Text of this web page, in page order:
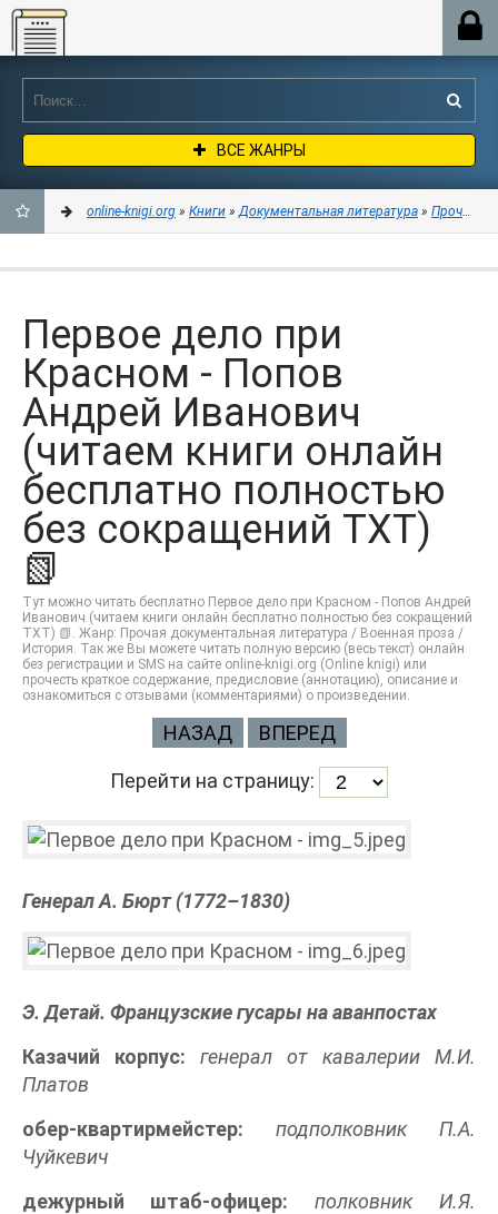
Online-knigi.org
ВСЕ ЖАНРЫ
ЗАКЛАДКИ
online-knigi.org » Книги »Документальная литература » Прочая
Первое дело при
Красном - Попов
Андрей Иванович
(читаем книги онлайн
бесплатно полностью
без сокращений TXT)
📗
Тут можно читать бесплатно Первое дело при Красном - Попов Андрей
Иванович (читаем книги онлайн бесплатно полностью без сокращений
TXT) 📗. Жанр: Прочая документальная литература / Военная проза /
История. Так же Вы можете читать полную версию (весь текст) онлайн
без регистрации и SMS на сайте online-knigi.org (Online knigi) или
прочесть краткое содержание, предисловие (аннотацию), описание и
ознакомиться с отзывами (комментариями) о произведении.
НАЗАД ВПЕРЕД
Перейти на страницу:
Генерал А. Бюрт (1772–1830)
Э. Детай. Французские гусары на аванпостах
Казачий корпус:
генерал от кавалерии М.И.
Платов
обер-квартирмейстер:
подполковник П.А.
Чуйкевич
дежурный штаб-офицер:
полковник И.Я.